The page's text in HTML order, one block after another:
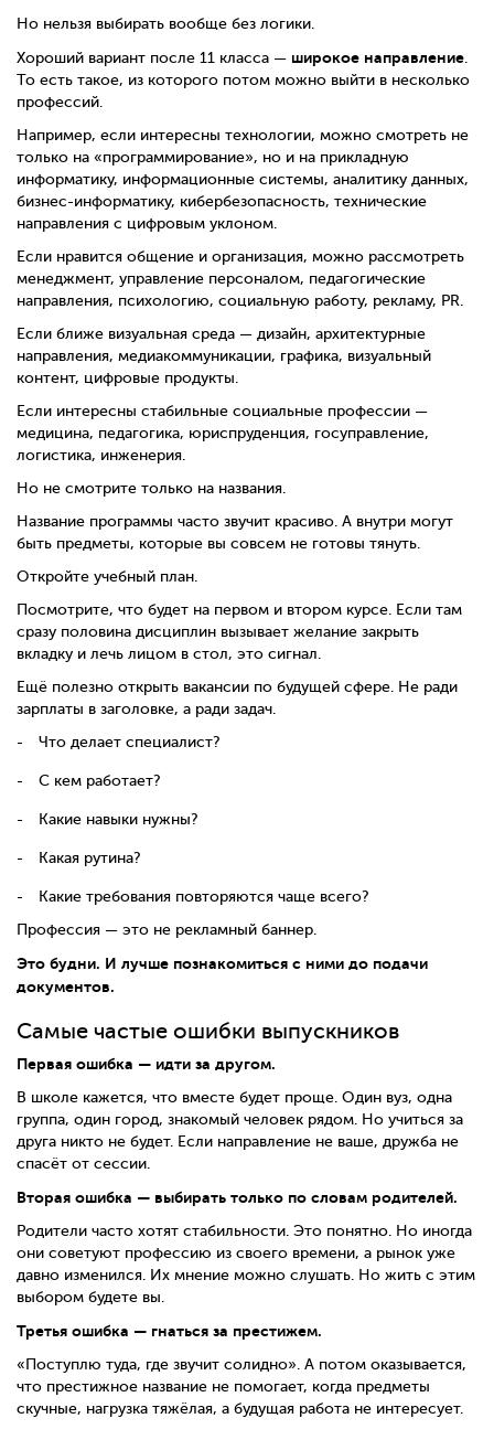
Но нельзя выбирать вообще без логики.
Хороший вариант после 11 класса — широкое направление
То есть такое, из которого потом можно выйти в несколько
профессий.
Например, если интересны технологии, можно смотреть не
только на «программирование», но и на прикладную
информатику, информационные системы, аналитику данных,
бизнес-информатику, кибербезопасность, технические
направления с цифровым уклоном.
Если нравится общение и организация, можно рассмотреть
менеджмент, управление персоналом, педагогические
направления, психологию, социальную работу, рекламу, PR.
Если ближе визуальная среда — дизайн, архитектурные
направления, медиакоммуникации, графика, визуальный
контент, цифровые продукты.
Если интересны стабильные социальные профессии —
медицина, педагогика, юриспруденция, госуправление,
логистика, инженерия.
Но не смотрите только на названия.
Название программы часто звучит красиво. А внутри могут
быть предметы, которые вы совсем не готовы тянуть.
Откройте учебный план.
Посмотрите, что будет на первом и втором курсе. Если там
сразу половина дисциплин вызывает желание закрыть
вкладку и лечь лицом в стол, это сигнал.
Ещё полезно открыть вакансии по будущей сфере. Не ради
зарплаты в заголовке, а ради задач.
Что делает специалист?
С кем работает?
Какие навыки нужны?
Какая рутина?
Какие требования повторяются чаще всего?
Профессия — это не рекламный баннер.
Это будни. И лучше познакомиться с ними до подачи
документов.
Самые частые ошибки выпускников
Первая ошибка — идти за другом.
В школе кажется, что вместе будет проще. Один вуз, одна
группа, один город, знакомый человек рядом. Но учиться за
друга никто не будет. Если направление не ваше, дружба не
спасёт от сессии.
Вторая ошибка — выбирать только по словам родителей.
Родители часто хотят стабильности. Это понятно. Но иногда
они советуют профессию из своего времени, а рынок уже
давно изменился. Их мнение можно слушать. Но жить с этим
выбором будете вы.
Третья ошибка — гнаться за престижем.
«Поступлю туда, где звучит солидно». А потом оказывается,
что престижное название не помогает, когда предметы
скучные, нагрузка тяжёлая, а будущая работа не интересует.